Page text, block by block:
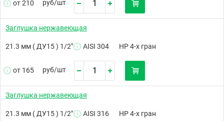
от 210 руб/шт
Заглушка нержавеющая
21.3 мм ( ДУ15 ) 1/2" AISI 304 НР 4-х гран
от 165 руб/шт
Заглушка нержавеющая
21.3 мм ( ДУ15 ) 1/2" AISI 316 НР 4-х гран